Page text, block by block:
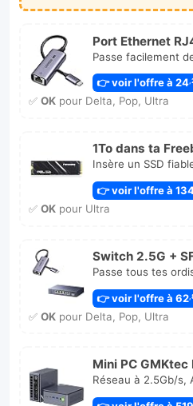
Port Ethernet
Passe facilement
👉 voir l'offre à 24
✅ OKpour Delta, Pop, Ultra
1To dans ta
Insère un SSD
👉 voir l'offre à
✅ OKpour Ultra
Switch 2.5G +
Passe tous tes
👉 voir l'offre à 62
✅ OKpour Delta, Pop, Ultra
Mini PC GMKtec
Réseau à 2.5Gb/s,